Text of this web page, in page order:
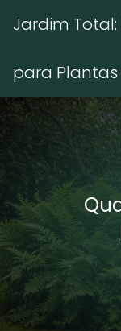
Jardim
para